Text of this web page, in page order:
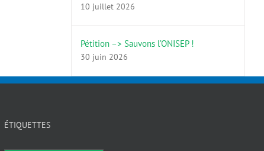
10 juillet 2026
Pétition –> Sauvons l’ONISEP !
30 juin 2026
ÉTIQUETTES